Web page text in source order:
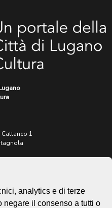
1
68 50
analytics e di terze
negare il consenso a tutti o